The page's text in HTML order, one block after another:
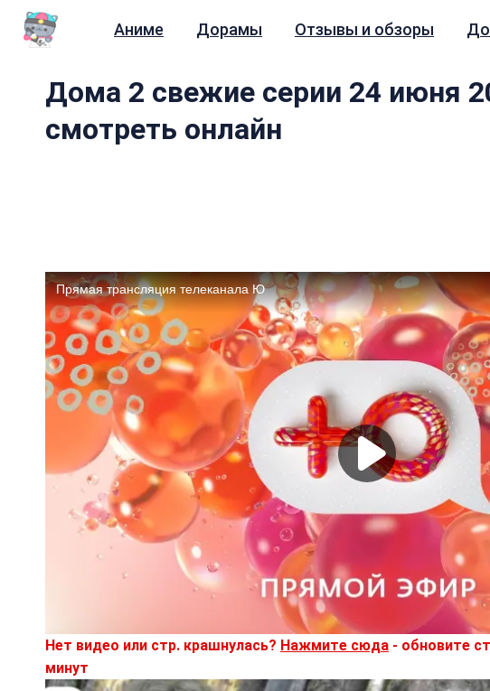
Аниме Дорамы Отзывы и обзоры
Дома 2 свежие серии 24 июня
смотреть онлайн
Нет видео или стр. крашнулась? Нажмите сюда - обновите
минут